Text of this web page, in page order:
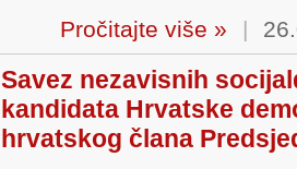
Pročitajte više » |
Savez nezavisnih
kandidata Hrvatske
hrvatskog člana